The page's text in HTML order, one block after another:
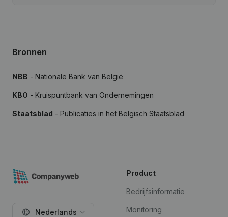
Bronnen
NBB - Nationale Bank van België
KBO - Kruispuntbank van Ondernemingen
Staatsblad - Publicaties in het Belgisch Staatsblad
Nederlands
Product
Bedrijfsinformatie
Monitoring